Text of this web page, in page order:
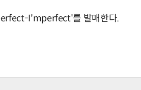
I'mperfect'를 발매한다.